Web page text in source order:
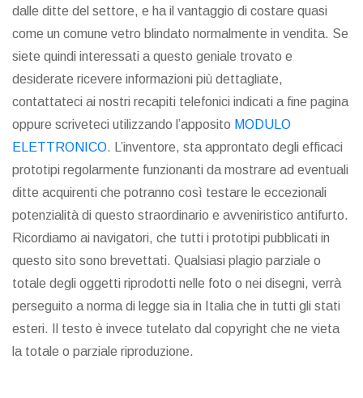
dalle ditte del settore, e ha il vantaggio di costare quasi
come un comune vetro blindato normalmente in vendita. Se
siete quindi interessati a questo geniale trovato e
desiderate ricevere informazioni più dettagliate,
contattateci ai nostri recapiti telefonici indicati a fine pagina
oppure scriveteci utilizzando l’apposito MODULO
ELETTRONICO. L’inventore, sta approntato degli efficaci
prototipi regolarmente funzionanti da mostrare ad eventuali
ditte acquirenti che potranno così testare le eccezionali
potenzialità di questo straordinario e avveniristico antifurto.
Ricordiamo ai navigatori, che tutti i prototipi pubblicati in
questo sito sono brevettati. Qualsiasi plagio parziale o
totale degli oggetti riprodotti nelle foto o nei disegni, verrà
perseguito a norma di legge sia in Italia che in tutti gli stati
esteri. Il testo è invece tutelato dal copyright che ne vieta
la totale o parziale riproduzione.